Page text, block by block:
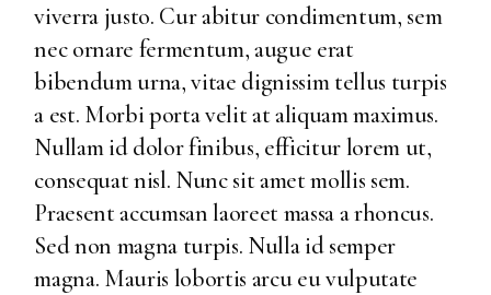
viverra justo. Cur abitur condimentum, sem
nec ornare fermentum, augue erat
bibendum urna, vitae dignissim tellus turpis
a est. Morbi porta velit at aliquam maximus.
Nullam id dolor finibus, efficitur lorem ut,
consequat nisl. Nunc sit amet mollis sem.
Praesent accumsan laoreet massa a rhoncus.
Sed non magna turpis. Nulla id semper
magna. Mauris lobortis arcu eu vulputate